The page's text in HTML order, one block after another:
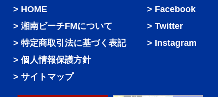
HOME
湘南ビーチFMについて
特定商取引法に基づく表記
個人情報保護方針
サイトマップ
Facebook
Twitter
Instagram